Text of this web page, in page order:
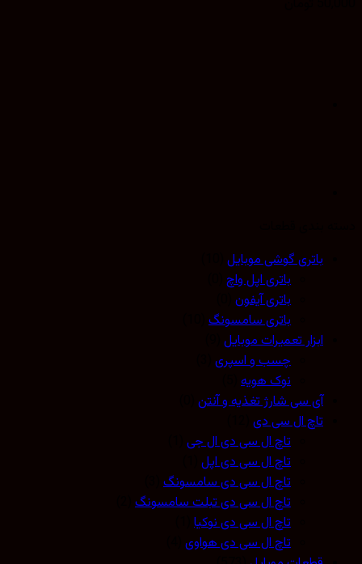
باتری گوشی موبایل(10)
باتری اپل واچ(0)
باتری آیفون(0)
باتری سامسونگ(10)
ابزار تعمیرات موبایل(9)
چسب و اسپری(3)
نوک هویه(5)
آی سی شارژ تغذیه و آنتن(0)
تاچ ال سی دی(12)
تاچ ال سی دی ال جی(1)
تاچ ال سی دی اپل(1)
تاچ ال سی دی سامسونگ(3)
تاچ ال سی دی تبلت سامسونگ(2)
تاچ ال سی دی نوکیا (1)
تاچ ال سی دی هواوی(4)